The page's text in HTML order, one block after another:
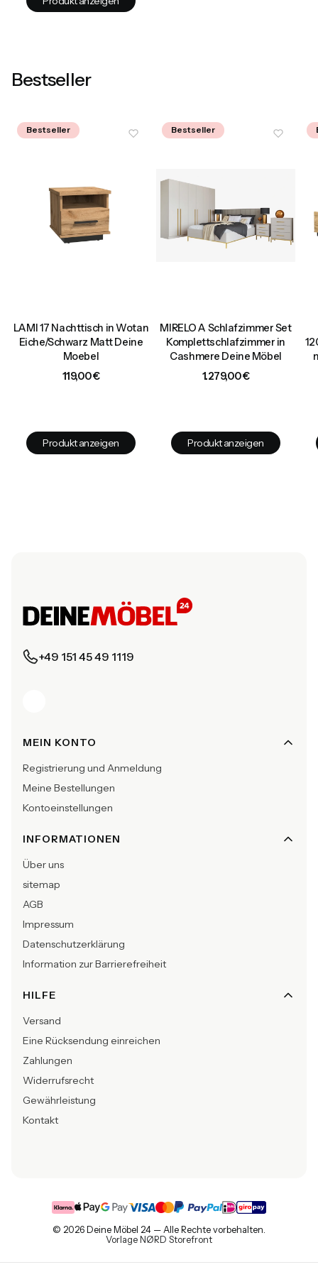
Bestseller
Bestseller
LAMI 17 Nachttisch in Wotan
Eiche/Schwarz Matt Deine
Moebel
Preis
119,00 €
Produkt anzeigen
Bestseller
MIRELO A Schlafzimmer Set
Komplettschlafzimmer in
Cashmere Deine Möbel
Preis
1.279,00 €
Produkt anzeigen
+49 151 45 49 1119
Fußzeilenmenü
MEIN KONTO
Registrierung und Anmeldung
Meine Bestellungen
Kontoeinstellungen
INFORMATIONEN
Über uns
sitemap
AGB
Impressum
Datenschutzerklärung
Information zur Barrierefreiheit
HILFE
Versand
Eine Rücksendung einreichen
Zahlungen
Widerrufsrecht
Gewährleistung
Kontakt
© 2026 Deine Möbel 24 — Alle Rechte vorbehalten.
Vorlage NØRD Storefront